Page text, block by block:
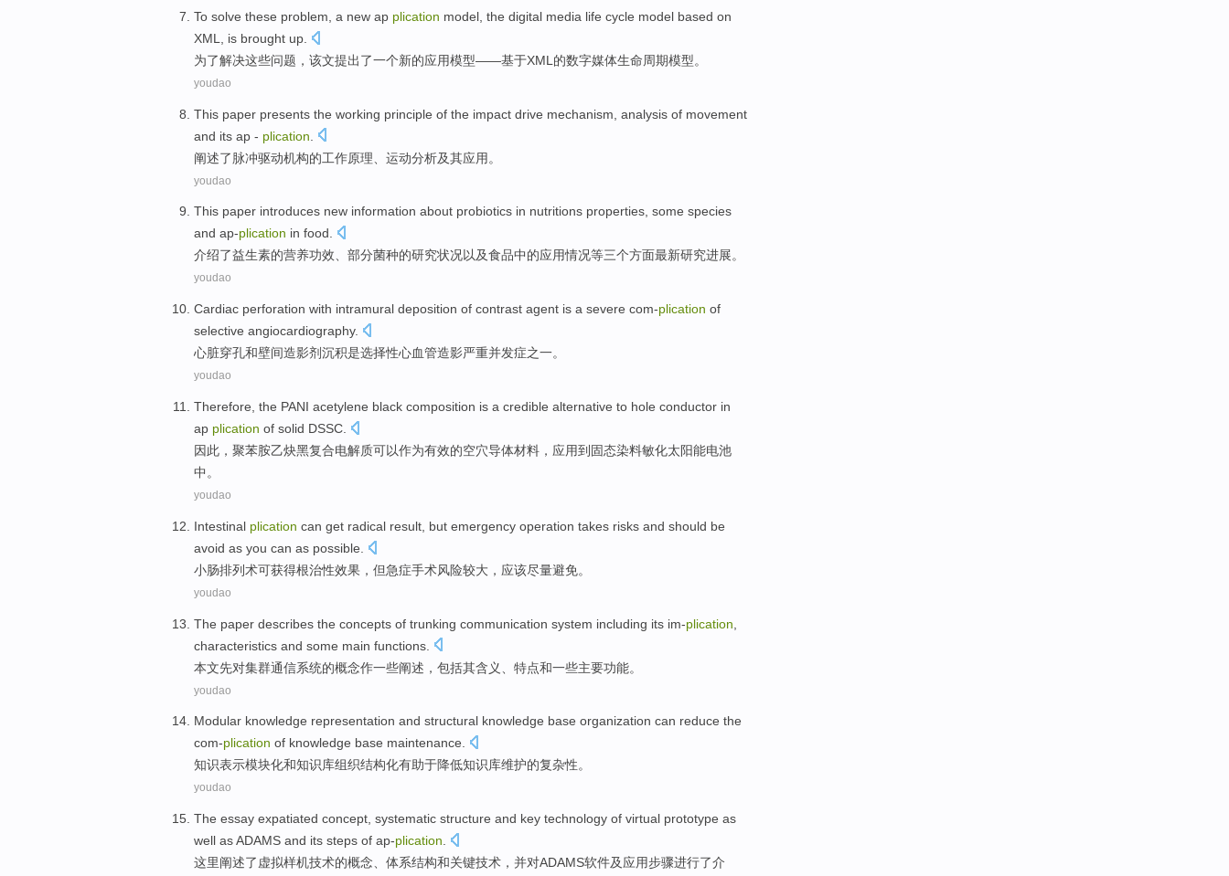
To solve these problem a new ap plication model , the digital media life cycle model based on
XML
, is brought up.
为了解决这些问题 ， 该文提出了一个新的应用模型——基于XML 的数字媒体生命周期模型。
youdao
This paper presents the working principle of the impact drive mechanism analysis of movement
and its ap - plication
阐述了脉冲驱动机构的工作原理 运动分析及其应用。
youdao
This paper introduces new information about probiotics in nutritions properties, some species
and ap-plication in food.
介绍了益生素的营养功效、 部分菌种的研究状况以及食品中的应用情况等三个方面最新研究进展。
youdao
Cardiac perforation with intramural deposition of contrast agent is a severe com-plication of
selective angiocardiography.
心脏穿孔和壁间造影剂沉积是选择性心血管造影严重并发症之一。
youdao
Therefore the PANI acetylene black composition is a credible alternative to hole conductor in
ap plication of solid DSSC
因此 ， 聚苯胺乙炔黑复合电解质可以作为有效的空穴导体材料，应用到 固态染料敏化太阳能电池
中。
youdao
Intestinal plication can get radical result but emergency operation takes risks and should be
avoid as you can as possible.
小肠排列术可获得根治性效果 ， 但急症手术风险较大 ， 应该尽量避免。
youdao
The paper describes the concepts of trunking communication system including its im-plication
characteristics and some main functions
本文先对集群通信系统的概念作一些阐述 ， 包括其含义 特点和一些主要功能。
youdao
Modular knowledge representation and structural knowledge base organization can reduce the
com-plication of knowledge base maintenance.
知识表示模块化和知识库组织结构化有助于降低知识库维护的复杂性。
youdao
The essay expatiated concept systematic structure and key technology of virtual prototype as
well as ADAMS and its steps of ap-plication
这里阐述了 虚拟样机技术的概念 体系结构和关键技术 ，并对ADAMS软件及应用步骤进行了介